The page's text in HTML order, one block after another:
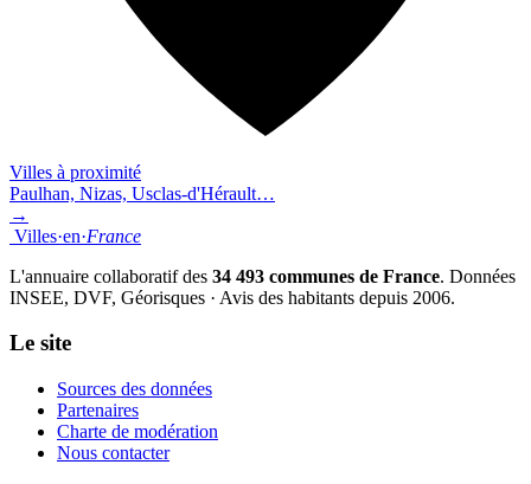
Villes à proximité
Paulhan, Nizas, Usclas-d'Hérault…
→
Villes·en·France
L'annuaire collaboratif des 34 493 communes de France. Données
INSEE, DVF, Géorisques · Avis des habitants depuis 2006.
Le site
Sources des données
Partenaires
Charte de modération
Nous contacter